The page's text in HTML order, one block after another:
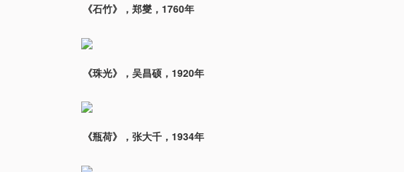
《石竹》，郑燮，1760年
《珠光》，吴昌硕，1920年
《瓶荷》，张大千，1934年